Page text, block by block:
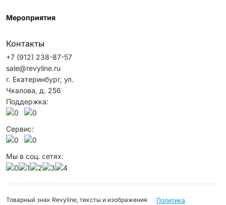
Мероприятия
Контакты
+7 (912) 238-87-57
sale@revyline.ru
г. Екатеринбург, ул.
Чкалова, д. 256
Поддержка:
Сервис:
Мы в соц. сетях:
Товарный знак Revyline, тексты и изображения
Политика